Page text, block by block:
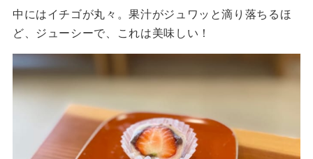
中にはイチゴが丸々。果汁がジュワッと滴り落ちるほ
ど、ジューシーで、これは美味しい！